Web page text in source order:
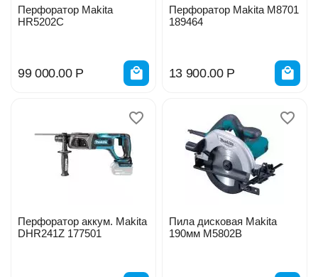
Перфоратор Makita
HR5202C
99 000.00 Р
Перфоратор Makita М8701
189464
13 900.00 Р
Перфоратор аккум. Makita
DHR241Z 177501
Пила дисковая Makita
190мм М5802B